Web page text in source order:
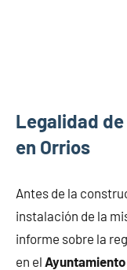
Legalidad
en Orrios
Antes de la
instalación de la
informe sobre la
en el